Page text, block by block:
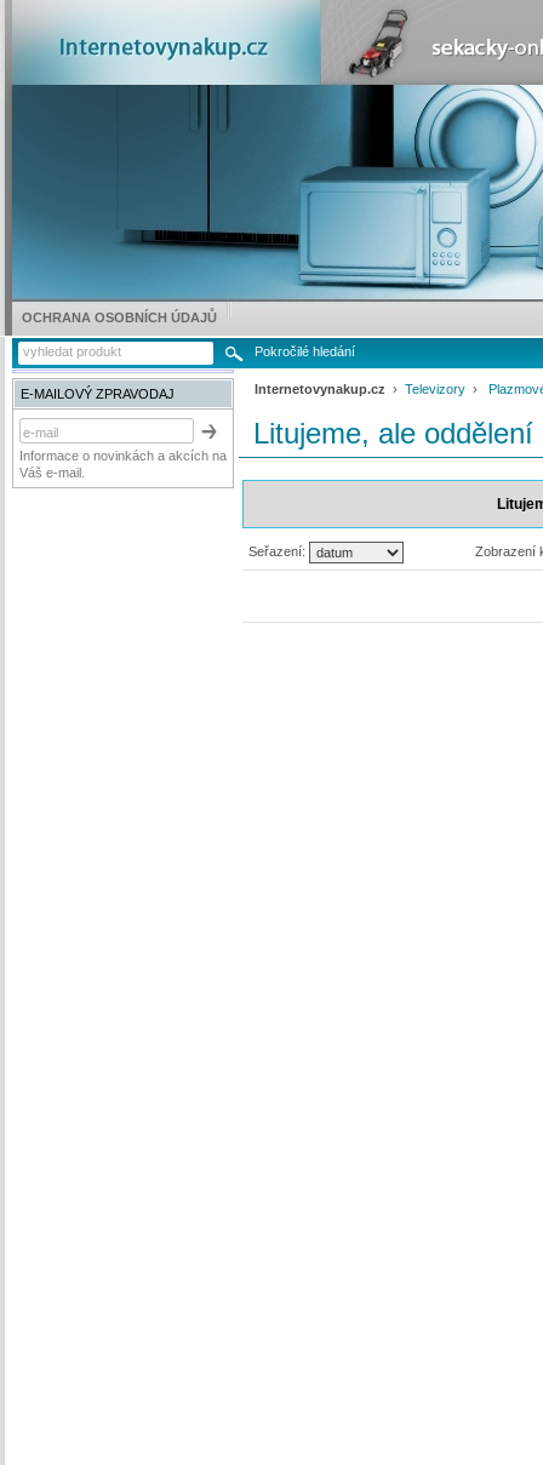
Internetovynakup.cz › Televizory ›
Litujeme, ale oddělení
Seřazení: Zobrazení
E-MAILOVÝ ZPRAVODAJ
Informace o novinkách a akcích na
Váš e-mail.
Pokročilé hledání
OCHRANA OSOBNÍCH ÚDAJŮ